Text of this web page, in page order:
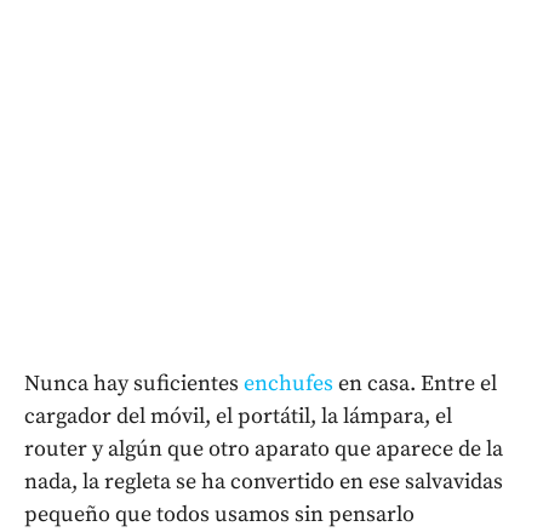
Nunca hay suficientes enchufes en casa. Entre el
cargador del móvil, el portátil, la lámpara, el
router y algún que otro aparato que aparece de la
nada, la regleta se ha convertido en ese salvavidas
pequeño que todos usamos sin pensarlo